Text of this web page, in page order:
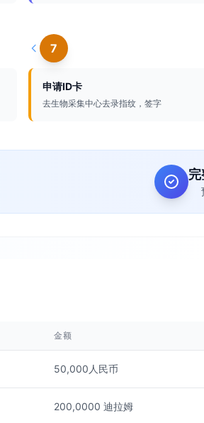
7
申请ID卡
去生物采集中心去录指纹，签字
金额
50,000人民币
200,0000 迪拉姆